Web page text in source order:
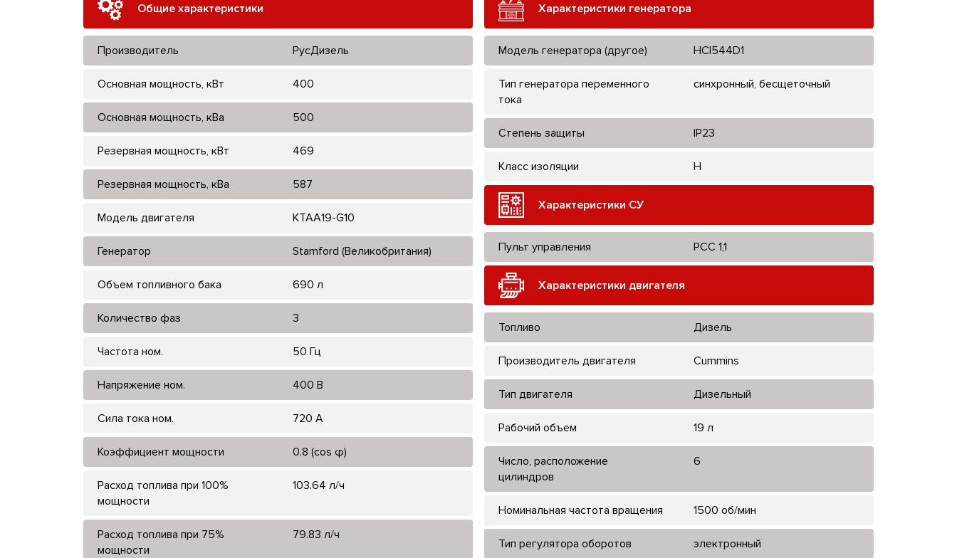
Общие характеристики
Производитель РусДизель
Основная мощность, кВт 400
Основная мощность, кВа 500
Резервная мощность, кВт 469
Резервная мощность, кВа 587
Модель двигателя KTAA19-G10
Генератор Stamford (Великобритания)
Объем топливного бака 690 л
Количество фаз 3
Частота ном. 50 Гц
Напряжение ном. 400 В
Сила тока ном. 720 А
Коэффициент мощности 0.8 (cos φ)
Расход топлива при 100%
мощности
103.64 л/ч
Расход топлива при 75%
мощности
79.83 л/ч
Характеристики генератора
Модель генератора (другое) HCI544D1
Тип генератора переменного
тока
синхронный, бесщеточный
Степень защиты IP23
Класс изоляции H
Характеристики СУ
Пульт управления PCC 1,1
Характеристики двигателя
Топливо Дизель
Производитель двигателя Cummins
Тип двигателя Дизельный
Рабочий объем 19 л
Число, расположение
цилиндров
6
Номинальная частота вращения 1500 об/мин
Тип регулятора оборотов электронный